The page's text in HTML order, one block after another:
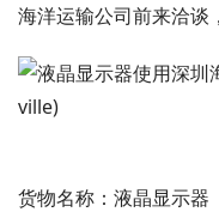
海洋运输公司前来洽谈
货物名称：液晶显示器